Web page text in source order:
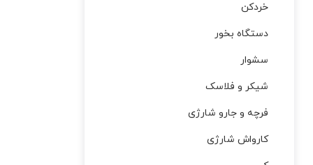
خردکن
دستگاه بخور
سشوار
شیکر و فلاسک
فرچه و جارو شارژی
کارواش شارژی